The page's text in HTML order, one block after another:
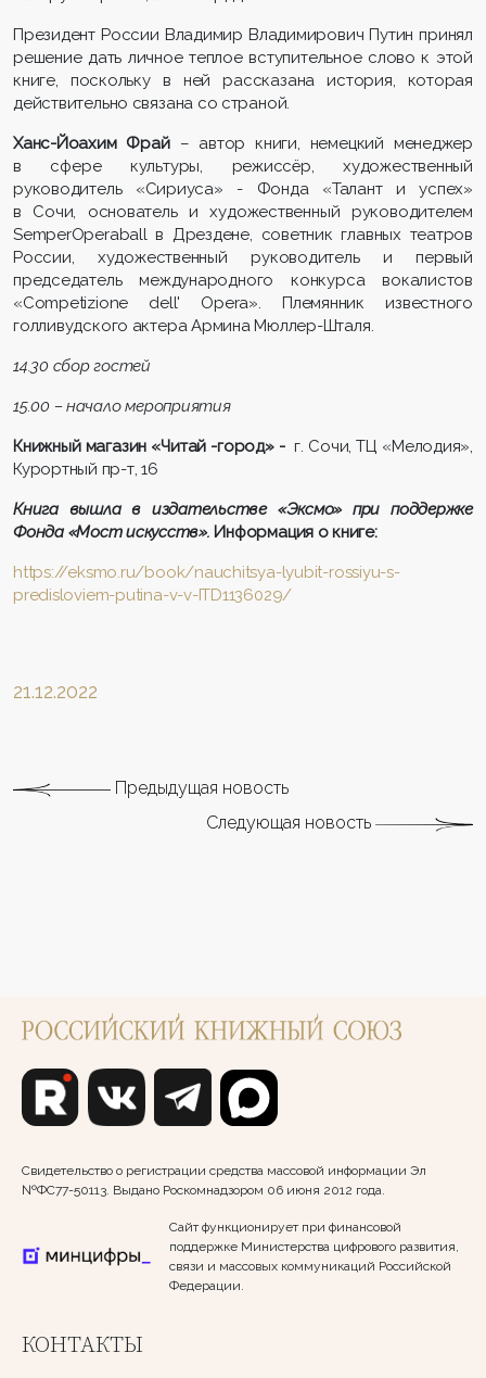
Президент России Владимир Владимирович Путин принял
решение дать личное теплое вступительное слово к этой
книге, поскольку в ней рассказана история, которая
действительно связана со страной.
Ханс-Йоахим Фрай– автор книги, немецкий менеджер
в сфере культуры, режиссёр, художественный
руководитель «Сириуса» - Фонда «Талант и успех»
в Сочи, основатель и художественный руководителем
SemperOperaball в Дрездене, советник главных театров
России, художественный руководитель и первый
председатель международного конкурса вокалистов
«Competizione dell' Opera». Племянник известного
голливудского актера Армина Мюллер-Шталя.
14.30 сбор гостей
15.00 – начало мероприятия
Книжный магазин «Читай -город» - г. Сочи, ТЦ «Мелодия»,
Курортный пр-т, 16
Книга вышла в издательстве «Эксмо» при поддержке
Фонда «Мост искусств». Информация о книге:
https://eksmo.ru/book/nauchitsya-lyubit-rossiyu-s-
predisloviem-putina-v-v-ITD1136029/
21.12.2022
Предыдущая новость
Следующая новость
Свидетельство о регистрации средства массовой информации Эл
№ФС77-50113. Выдано Роскомнадзором 06 июня 2012 года.
Сайт функционирует при финансовой
поддержке Министерства цифрового развития,
связи и массовых коммуникаций Российской
Федерации.
КОНТАКТЫ